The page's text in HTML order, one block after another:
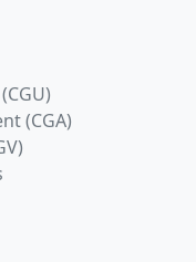
(CGA)